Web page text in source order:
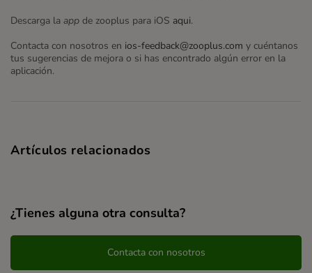
Descarga la app de zooplus para iOS aqui.
Contacta con nosotros en ios-feedback@zooplus.com y cuéntanos
tus sugerencias de mejora o si has encontrado algún error en la
aplicación.
Artículos relacionados
¿Tienes alguna otra consulta?
Contacta con nosotros